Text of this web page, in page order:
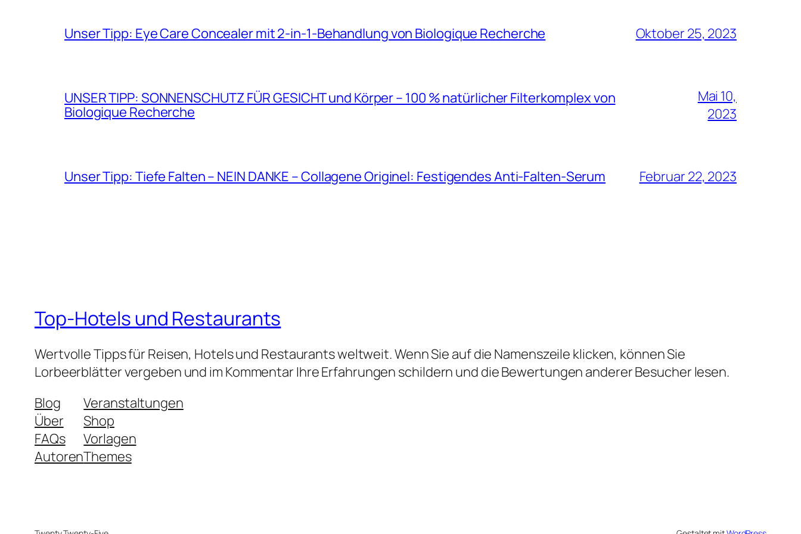
Unser Tipp: Eye Care Concealer mit 2-in-1-Behandlung von Biologique Recherche Oktober 25, 2023
UNSER TIPP: SONNENSCHUTZ FÜR GESICHT und Körper – 100 % natürlicher Filterkomplex von
Biologique Recherche
Mai 10,
2023
Unser Tipp: Tiefe Falten – NEIN DANKE – Collagene Originel: Festigendes Anti-Falten-Serum Februar 22, 2023
Top-Hotels und Restaurants
Wertvolle Tipps für Reisen, Hotels und Restaurants weltweit. Wenn Sie auf die Namenszeile klicken, können Sie
Lorbeerblätter vergeben und im Kommentar Ihre Erfahrungen schildern und die Bewertungen anderer Besucher lesen.
Blog
Über
FAQs
Autoren
Veranstaltungen
Shop
Vorlagen
Themes